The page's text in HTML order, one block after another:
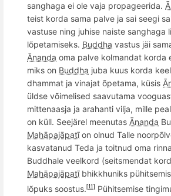
sanghaga ei ole vaja propageerida.
teist korda sama palve ja sai seegi
vastuse ning juhise naiste sanghaga
lõpetamiseks. Buddha vastus jäi
Ānanda oma palve kolmandat korda
miks on Buddha juba kuus korda
dhammat ja vinajat õpetama, küsis
üldse võimelised saavutama
mittenaasja ja arahanti vilja, mille
on küll. Seejärel meenutas Ānanda
Mahāpajāpatīon olnud Talle noorpõ
kasvatanud Teda ja toitnud oma
Buddhale veelkord (seitsmendat
Mahāpajāpatībhikkhuniks
lõpuks soostus. [11] Pühitsemise